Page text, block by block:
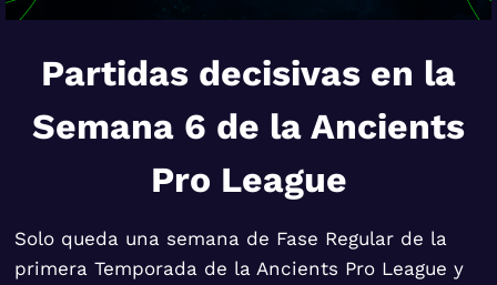
Partidas decisivas en la
Semana 6 de la Ancients
Pro League
Solo queda una semana de Fase Regular de la
primera Temporada de la Ancients Pro League y